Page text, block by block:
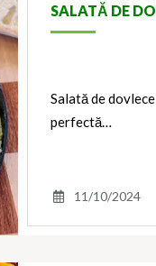
SALATĂ DE
Salată de
perfectă…
11/10/2024